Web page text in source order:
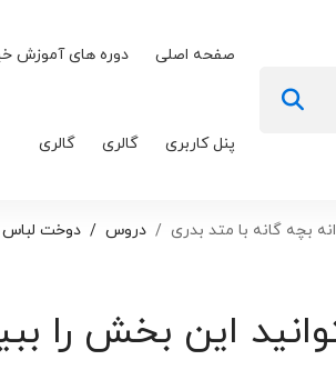
صفحه اصلی دوره های آموزش
پنل کاربری گالری گالری
بچه گانه با متد بدری دروس دوخت لباس
این بخش را